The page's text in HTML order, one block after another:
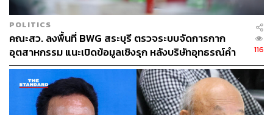
นอกจากนี้ยังมีข้อสังเกตด้วยว่าจากรายชื่อคณะกรรมการ
สรรหาทั้ง 10 รายชื่อ พบว่ามี 6 รายชื่อที่ถูกสรรหาให้กลับมา
รับตำแหน่งเป็น ส.ว. ด้วยคือ พลเอก ฉัตรชัย สาริกัลยะ, พล
อากาศเอก ประจิน จั่นตอง, พลเอก ธนะศักดิ์ ปฏิมาประกร,
พลเรือเอก ณรงค์ พิพัฒนาศัย, พลตำรวจเอก อดุลย์ แสงสิง
แก้ว และพรเพชร วิชิตชลชัย
POLITICS
คณะสว. ลงพื้นที่ BWG สระบุรี ตรวจระบบจัดการกาก
อุตสาหกรรม แนะเปิดข้อมูลเชิงรุก หลังบริษัทอุทธรณ์คำ
สั่งกรมโรงงานฯ
116